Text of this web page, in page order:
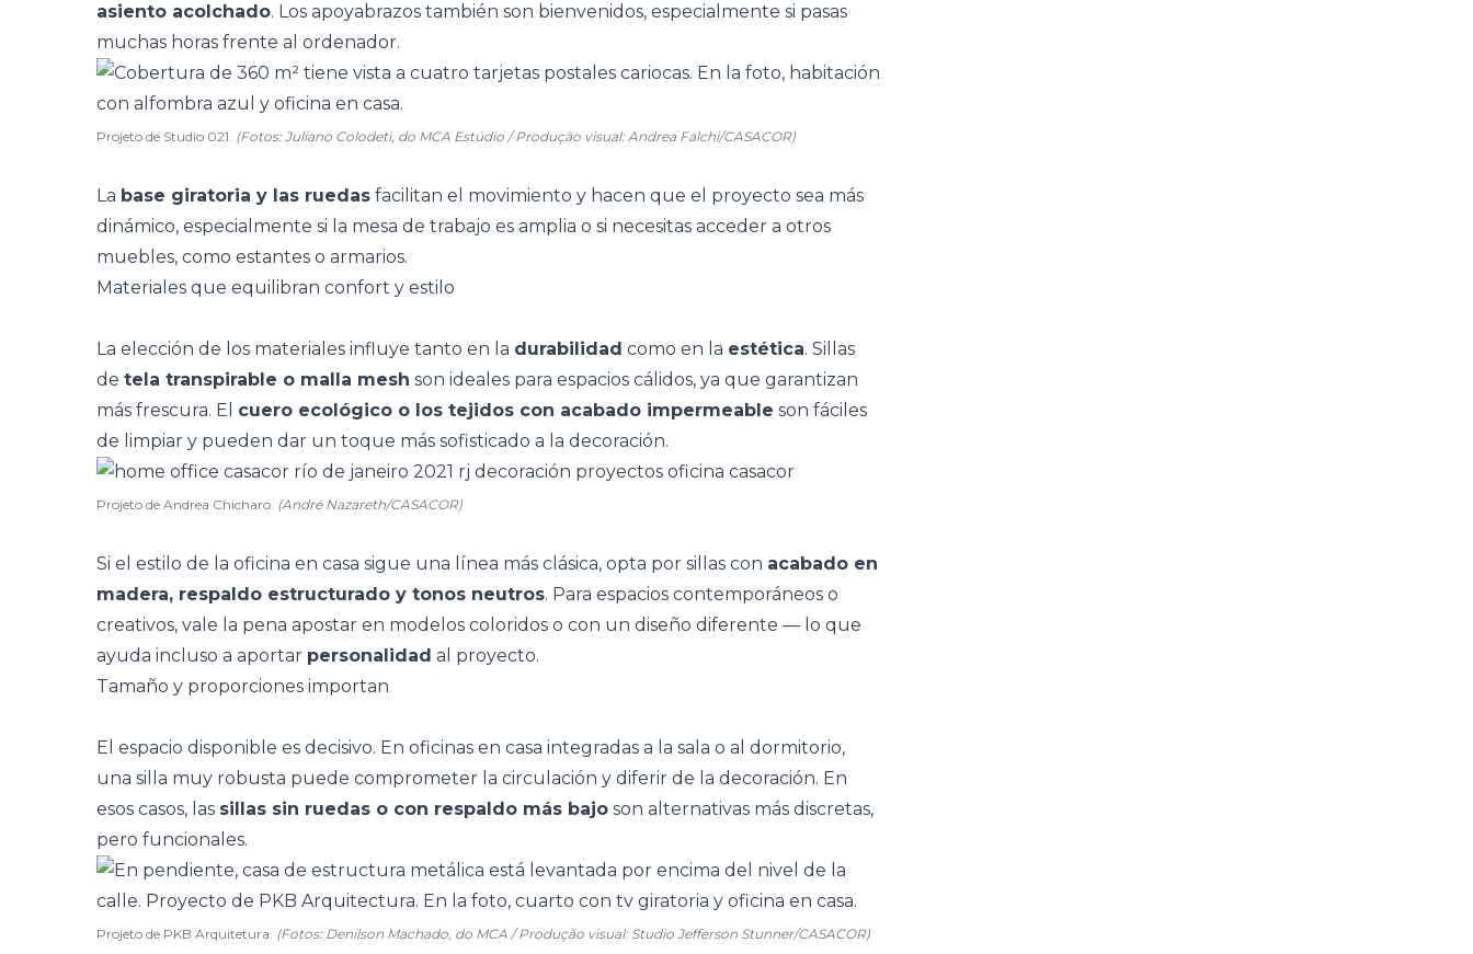
asiento acolchado. Los apoyabrazos también son bienvenidos, especialmente si pasas
muchas horas frente al ordenador.
Projeto de Studio 021. (Fotos: Juliano Colodeti, do MCA Estúdio / Produção visual: Andrea Falchi/CASACOR)
La base giratoria y las ruedas facilitan el movimiento y hacen que el proyecto sea más
dinámico, especialmente si la mesa de trabajo es amplia o si necesitas acceder a otros
muebles, como estantes o armarios.
Materiales que equilibran confort y estilo
La elección de los materiales influye tanto en la durabilidad como en la estética. Sillas
de tela transpirable o malla mesh son ideales para espacios cálidos, ya que garantizan
más frescura. El cuero ecológico o los tejidos con acabado impermeable son fáciles
de limpiar y pueden dar un toque más sofisticado a la decoración.
Projeto de Andrea Chicharo. (André Nazareth/CASACOR)
Si el estilo de la oficina en casa sigue una línea más clásica, opta por sillas con acabado en
madera, respaldo estructurado y tonos neutros. Para espacios contemporáneos o
creativos, vale la pena apostar en modelos coloridos o con un diseño diferente — lo que
ayuda incluso a aportar personalidad al proyecto.
Tamaño y proporciones importan
El espacio disponible es decisivo. En oficinas en casa integradas a la sala o al dormitorio,
una silla muy robusta puede comprometer la circulación y diferir de la decoración. En
esos casos, las sillas sin ruedas o con respaldo más bajo son alternativas más discretas,
pero funcionales.
Projeto de PKB Arquitetura. (Fotos: Denilson Machado, do MCA / Produção visual: Studio Jefferson Stunner/CASACOR)